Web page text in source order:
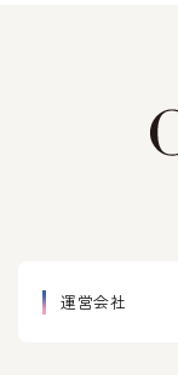
運営会社